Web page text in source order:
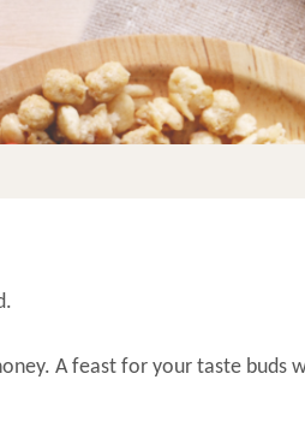
A feast for your taste buds